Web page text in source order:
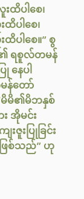
ထိပါစေ၊
ပါစေ၊
ပါစေ။” စွ
ရစူလ်တမန်
နေပါ
န်တော်
မိမိ၏မိဘနှစ်
အိုမင်း
ဇူးပြုခြင်း
ဖြစ်သည်” ဟု